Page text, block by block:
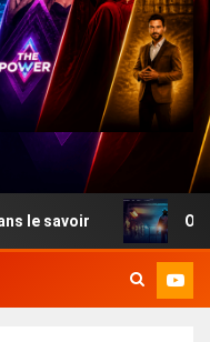
Où est